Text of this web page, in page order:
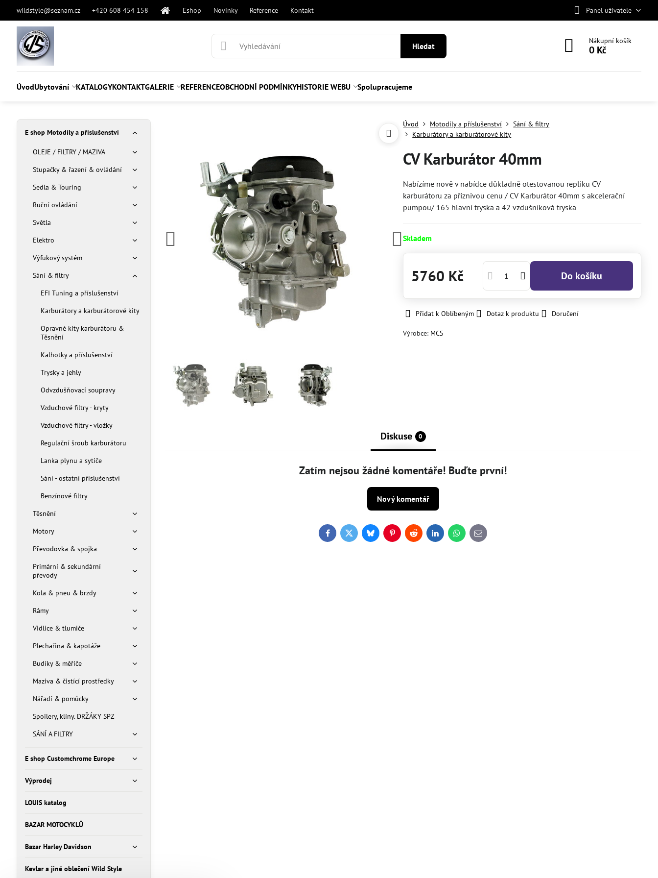
wildstyle@seznam.cz +420 608 454 158 Eshop Novinky Reference Kontakt Panel uživatele
Hledat
Nákupní košík
0 Kč
ÚvodUbytování KATALOGYKONTAKTGALERIE REFERENCEOBCHODNÍ PODMÍNKYHISTORIE WEBU Spolupracujeme
Úvod Motodíly a příslušenství
Sání & filtry
Karburátory a karburátorové kity
CV Karburátor 40mm
Nabízíme nově v nabídce důkladně otestovanou repliku CV
karburátoru za příznivou cenu / CV Karburátor 40mm s akcelerační
pumpou/ 165 hlavní tryska a 42 vzdušníková tryska
Skladem
5760 Kč Do košíku
Přidat k Oblíbeným Dotaz k produktu Doručení
Výrobce: MCS
Diskuse 0
Zatím nejsou žádné komentáře! Buďte první!
Nový komentář
FacebookTwitterBlueskyPinterestRedditLinkedInWhatsApp
E-
mail
E shop Motodíly a příslušenství
OLEJE / FILTRY / MAZIVA
Stupačky & řazení & ovládání
Sedla & Touring
Ruční ovládání
Světla
Elektro
Výfukový systém
Sání & filtry
EFI Tuning a příslušenství
Karburátory a karburátorové kity
Opravné kity karburátoru &
Těsnění
Kalhotky a příslušenství
Trysky a jehly
Odvzdušňovací soupravy
Vzduchové filtry - kryty
Vzduchové filtry - vložky
Regulační šroub karburátoru
Lanka plynu a sytiče
Sání - ostatní příslušenství
Benzínové filtry
Těsnění
Motory
Převodovka & spojka
Primární & sekundární
převody
Kola & pneu & brzdy
Rámy
Vidlice & tlumiče
Plechařina & kapotáže
Budíky & měřiče
Maziva & čistící prostředky
Nářadí & pomůcky
Spoilery, klíny. DRŽÁKY SPZ
SÁNÍ A FILTRY
E shop Customchrome Europe
Výprodej
LOUIS katalog
BAZAR MOTOCYKLŮ
Bazar Harley Davidson
Kevlar a jiné oblečení Wild Style